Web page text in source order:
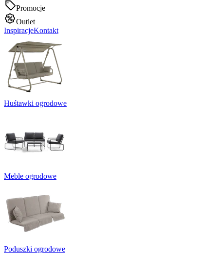
Promocje
Outlet
InspiracjeKontakt
Huśtawki ogrodowe
Meble ogrodowe
Poduszki ogrodowe